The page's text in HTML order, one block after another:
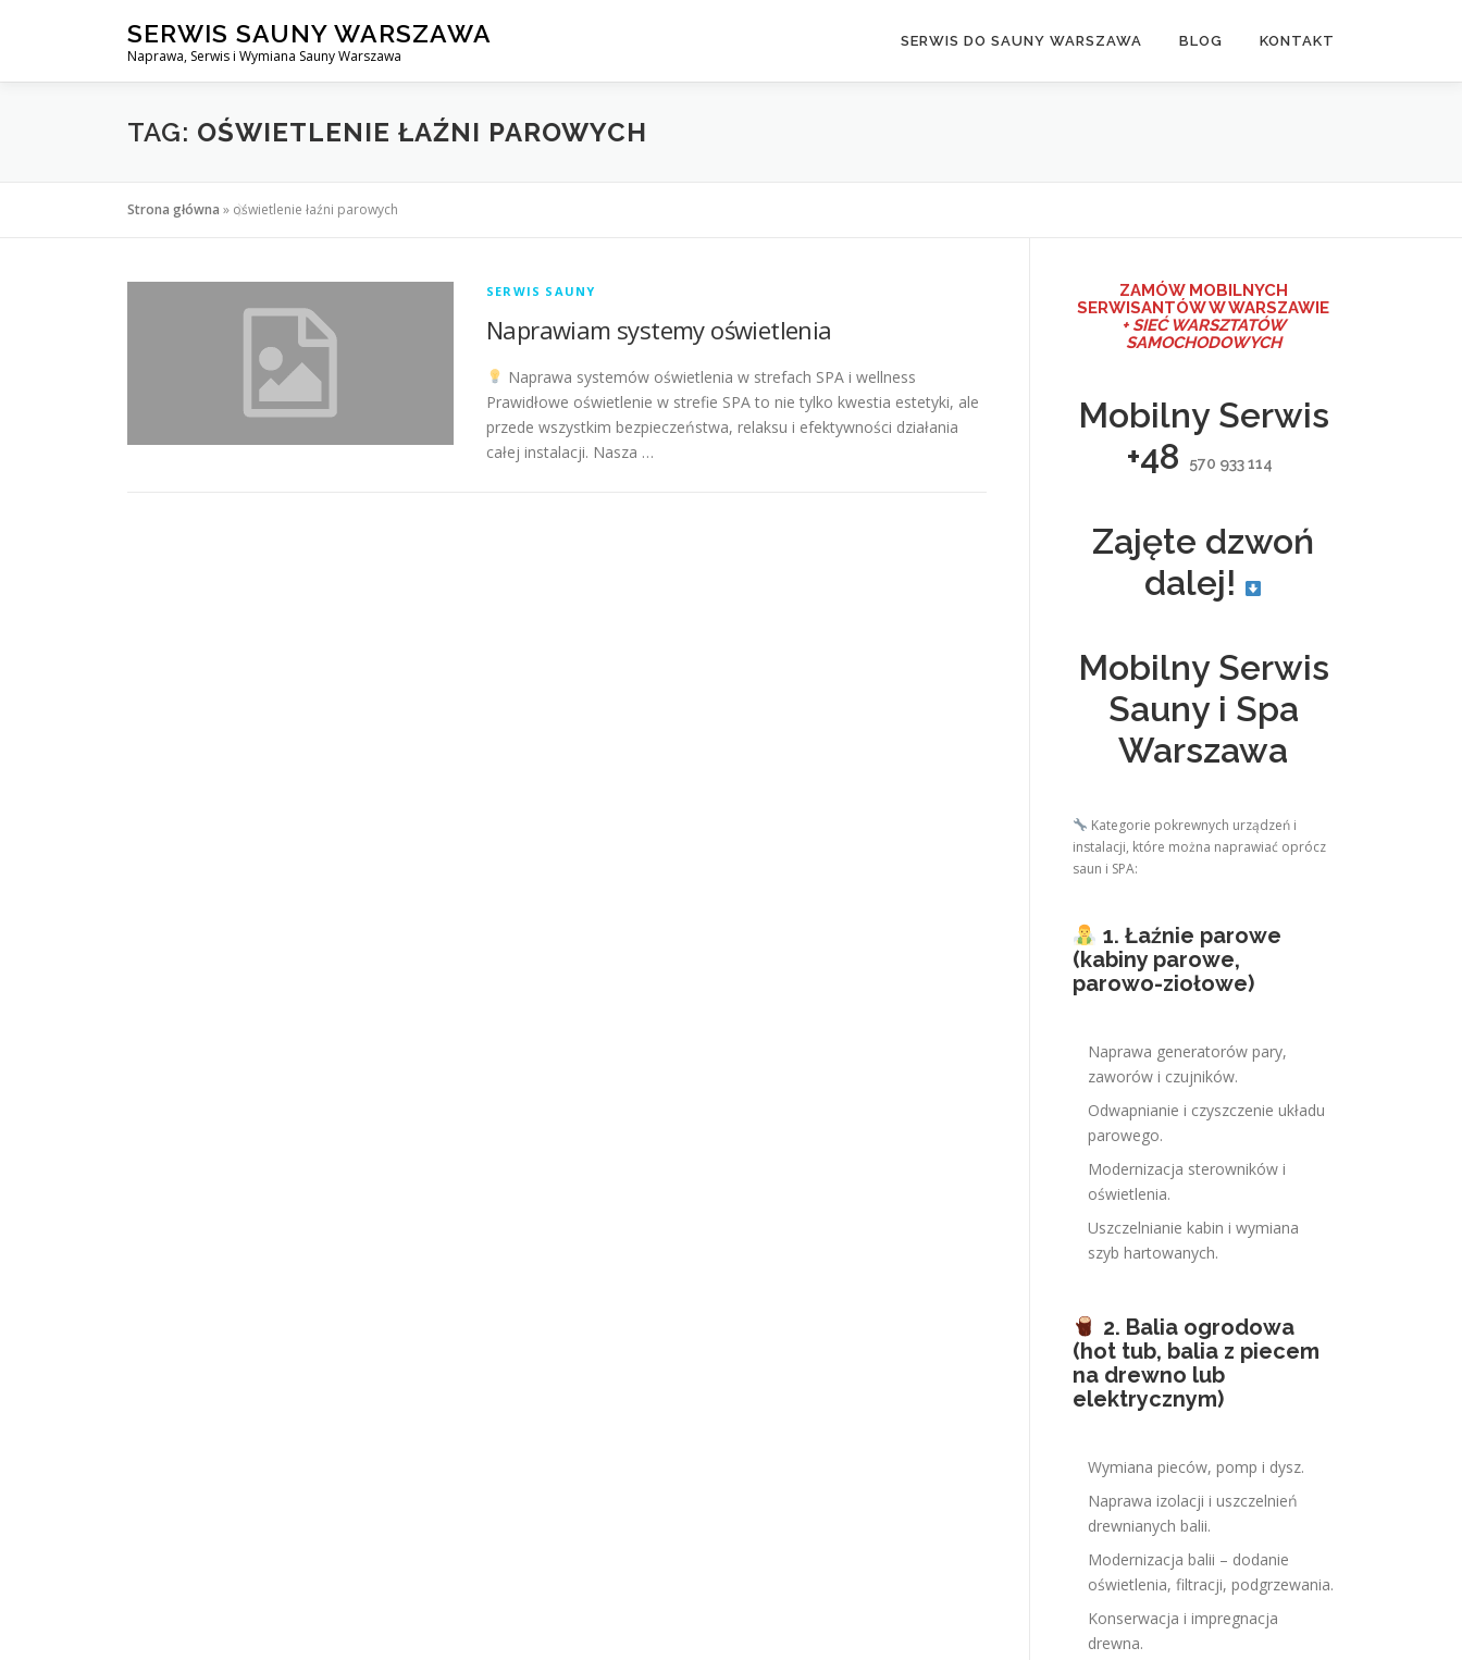
SERWIS SAUNY WARSZAWA
Naprawa, Serwis i Wymiana Sauny Warszawa
SERWIS DO SAUNY WARSZAWA BLOG KONTAKT
TAG: OŚWIETLENIE ŁAŹNI PAROWYCH
Strona główna » oświetlenie łaźni parowych
SERWIS SAUNY
Naprawiam systemy oświetlenia
Naprawa systemów oświetlenia w strefach SPA i wellness
Prawidłowe oświetlenie w strefie SPA to nie tylko kwestia estetyki, ale
przede wszystkim bezpieczeństwa, relaksu i efektywności działania
całej instalacji. Nasza …
ZAMÓW MOBILNYCH
SERWISANTÓW W WARSZAWIE
+ SIEĆ WARSZTATÓW
SAMOCHODOWYCH
Mobilny Serwis
+48
570 933 114
Zajęte dzwoń
dalej!
Mobilny Serwis
Sauny i Spa
Warszawa
Kategorie pokrewnych urządzeń i
instalacji, które można naprawiać oprócz
saun i SPA:
1. Łaźnie parowe
(kabiny parowe,
parowo-ziołowe)
Naprawa generatorów pary,
zaworów i czujników.
Odwapnianie i czyszczenie układu
parowego.
Modernizacja sterowników i
oświetlenia.
Uszczelnianie kabin i wymiana
szyb hartowanych.
2. Balia ogrodowa
(hot tub, balia z piecem
na drewno lub
elektrycznym)
Wymiana pieców, pomp i dysz.
Naprawa izolacji i uszczelnień
drewnianych balii.
Modernizacja balii – dodanie
oświetlenia, filtracji, podgrzewania.
Konserwacja i impregnacja
drewna.